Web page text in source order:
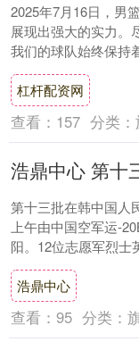
2025年7月16日，男
展现出强大的实力。
我们的球队始终保持
间里处于领先状态。
分....
杠杆配资网
查看： 157 分类：
第十三批在韩中国人
上午由中国空军运-
阳。12位志愿军烈士
祖国怀抱。 22日上午
浩鼎中心
查看： 95 分类：